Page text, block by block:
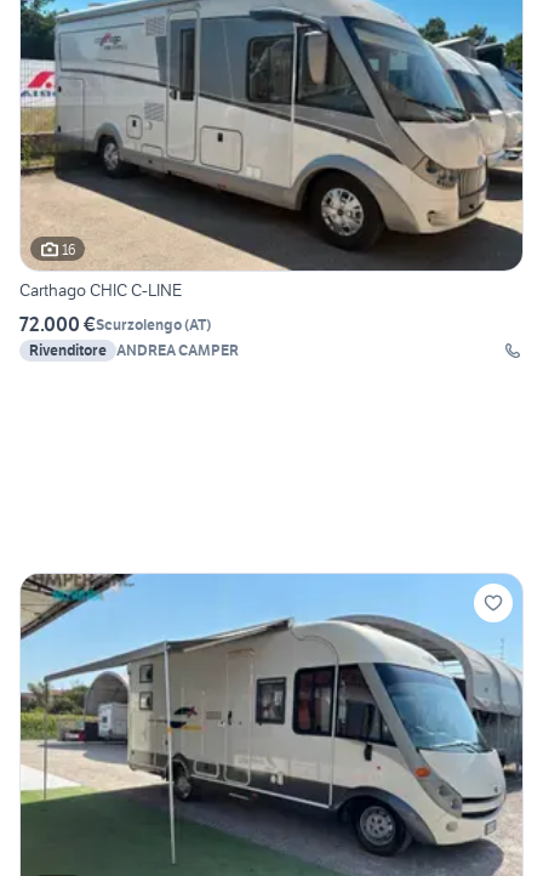
16
Carthago CHIC C-LINE
72.000 €Scurzolengo(AT)
Rivenditore ANDREA CAMPER